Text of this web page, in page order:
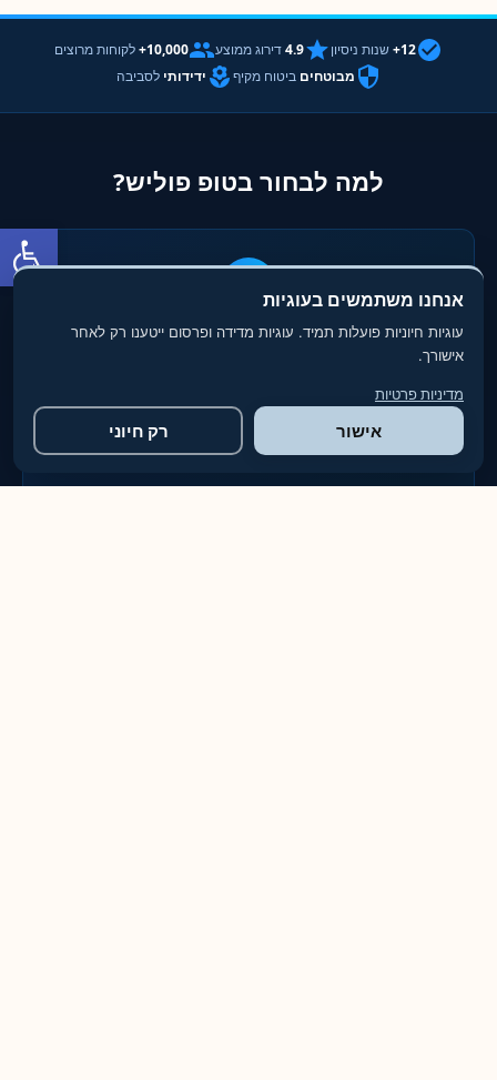
פתח
12+ שנות ניסיון 4.9דירוג ממוצע 10,000+
לקוחות מרוצים
מבוטחים ביטוח מקיף ידידותי לסביבה
למה לבחור בטופ פוליש?
ניסיון (Experience)
אנחנו משתמשים בעוגיות
עוגיות חיוניות פועלות תמיד. עוגיות מדידה ופרסום ייטענו רק לאחר
אישורך.
מדיניות פרטיות
אישור רק חיוני